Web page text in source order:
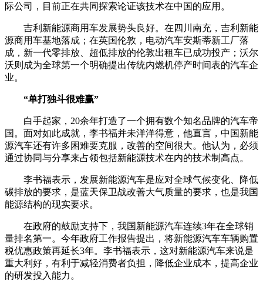
际公司，目前正在共同探索论证该技术在中国的应用。
吉利新能源商用车发展势头良好。在四川南充，吉利新能
源商用车基地落成；在英国伦敦，电动汽车安斯蒂新工厂落
成，新一代零排放、超低排放的伦敦出租车已成功投产；沃尔
沃则成为全球第一个明确提出传统内燃机停产时间表的汽车企
业。
“单打独斗很难赢”
白手起家，20余年打造了一个拥有数个知名品牌的汽车帝
国。面对如此成就，李书福并未洋洋得意，他直言，中国新能
源汽车还有许多困难要克服，改善的空间很大。他认为，必须
通过协同与分享来占领包括新能源技术在内的技术制高点。
李书福表示，发展新能源汽车是应对全球气候变化、降低
碳排放的要求，是蓝天保卫战改善大气质量的要求，也是我国
能源结构的现实要求。
在政府的鼓励支持下，我国新能源汽车连续3年在全球销
量排名第一。今年政府工作报告提出，将新能源汽车车辆购置
税优惠政策再延长3年。李书福表示，这对新能源汽车来说是
重大利好，有利于减轻消费者负担，降低企业成本，提高企业
的研发投入能力。